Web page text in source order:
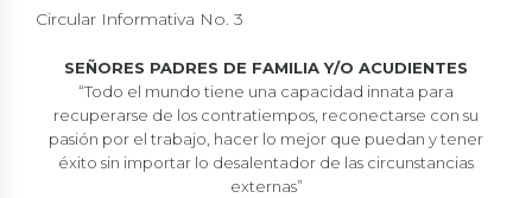
Circular Informativa No. 3
SEÑORES PADRES DE FAMILIA Y/O ACUDIENTES
“Todo el mundo tiene una capacidad innata para
recuperarse de los contratiempos, reconectarse con su
pasión por el trabajo, hacer lo mejor que puedan y tener
éxito sin importar lo desalentador de las circunstancias
externas”